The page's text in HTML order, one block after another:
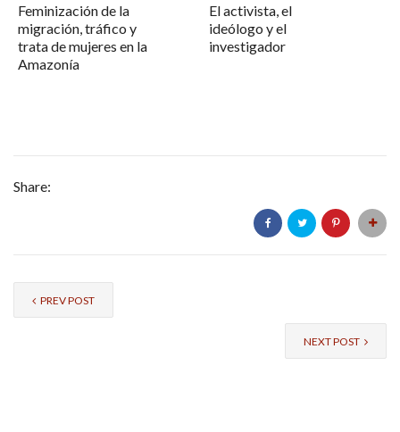
Feminización de la
migración, tráfico y
trata de mujeres en la
Amazonía
El activista, el
ideólogo y el
investigador
Share:
PREV POST
NEXT POST